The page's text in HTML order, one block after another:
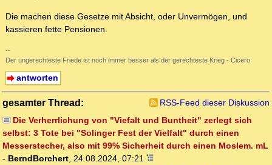
Die machen diese Gesetze mit Absicht, oder Unvermögen, und
kassieren fette Pensionen.
--
Der ungerechteste Friede ist noch immer besser als der gerechteste Krieg - Cicero
antworten
gesamter Thread:
RSS-Feed dieser Diskussion
Die Verherrlichung von "Viefalt und Buntheit" zerlegt sich
selbst: 3 Tote bei "Solinger Fest der Vielfalt" durch einen
Messerstecher, also mit 99% Sicherheit durch einen Moslem. mL
- BerndBorchert, 24.08.2024, 07:21